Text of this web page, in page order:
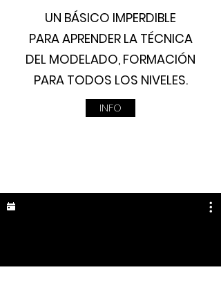
UN BÁSICO IMPERDIBLE
PARA APRENDER LA TÉCNICA
DEL MODELADO, FORMACIÓN
PARA TODOS LOS NIVELES.
INFO
Todos los videos